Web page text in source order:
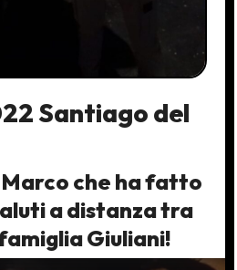
Santiago del
che ha fatto
a distanza tra
Giuliani!